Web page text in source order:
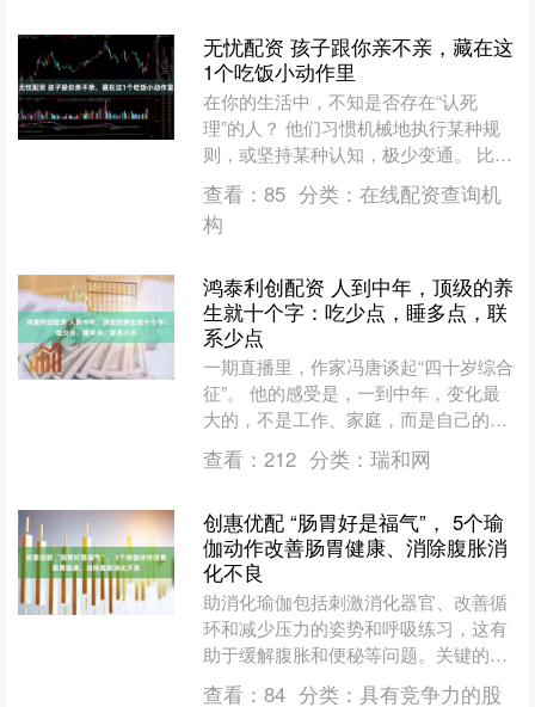
无忧配资 孩子跟你亲不亲，藏在这
1个吃饭小动作里
在你的生活中，不知是否存在“认死
理”的人？ 他们习惯机械地执行某种规
则，或坚持某种认知，极少变通。 比如
去年在网络上爆火的“丝瓜老奶”。 她是
博主累子以自己的母....
查看： 85 分类： 在线配资查询机
构
鸿泰利创配资 人到中年，顶级的养
生就十个字：吃少点，睡多点，联
系少点
一期直播里，作家冯唐谈起“四十岁综合
征”。 他的感受是，一到中年，变化最
大的，不是工作、家庭，而是自己的身
体。 整个人不像年轻时那么能扛了，受
点凉就感冒，一着急....
查看： 212 分类： 瑞和网
创惠优配 “肠胃好是福气”， 5个瑜
伽动作改善肠胃健康、消除腹胀消
化不良
助消化瑜伽包括刺激消化器官、改善循
环和减少压力的姿势和呼吸练习，这有
助于缓解腹胀和便秘等问题。关键的体
式包括扭转(像坐式脊柱扭转或仰卧式脊
查看： 84 分类： 具有竞争力的股